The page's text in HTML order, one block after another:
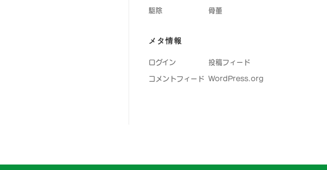
駆除 骨董
メタ情報
ログイン 投稿フィード
コメントフィード WordPress.org